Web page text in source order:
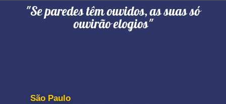
"Se paredes têm ouvidos, as suas só
ouvirão elogios"
São Paulo